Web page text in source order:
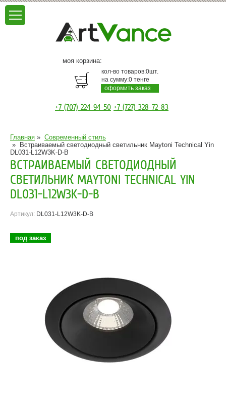
моя корзина:
кол-во товаров:0шт.
на сумму:0 тенге
оформить заказ
+7 (707) 224-94-50 +7 (727) 328-72-83
Главная » Современный стиль
»
Встраиваемый светодиодный светильник Maytoni Technical Yin
DL031-L12W3K-D-B
ВСТРАИВАЕМЫЙ СВЕТОДИОДНЫЙ
СВЕТИЛЬНИК MAYTONI TECHNICAL YIN
DL031-L12W3K-D-B
Артикул: DL031-L12W3K-D-B
под заказ